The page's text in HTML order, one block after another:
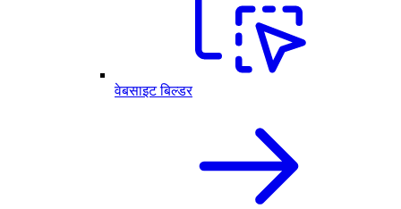
वेबसाइट बिल्डर